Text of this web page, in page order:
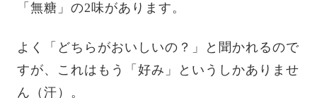
「無糖」の2味があります。
よく「どちらがおいしいの？」と聞かれるので
すが、これはもう「好み」というしかありませ
ん（汗）。